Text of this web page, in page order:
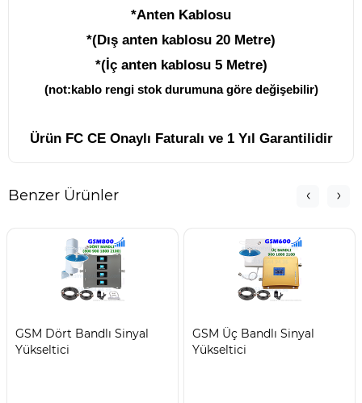
*Anten Kablosu
*(Dış anten kablosu 20 Metre)
*(İç anten kablosu 5 Metre)
(not:kablo rengi stok durumuna göre değişebilir)
Ürün FC CE Onaylı Faturalı ve 1 Yıl Garantilidir
Benzer Ürünler
GSM Dört Bandlı Sinyal
Yükseltici
GSM Üç Bandlı Sinyal
Yükseltici